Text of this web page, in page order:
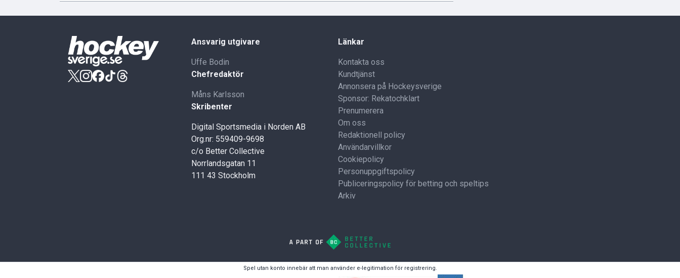
Ansvarig utgivare
Uffe Bodin
Chefredaktör
Måns Karlsson
Skribenter
Digital Sportsmedia i Norden AB
Org.nr: 559409-9698
c/o Better Collective
Norrlandsgatan 11
111 43 Stockholm
Länkar
Kontakta oss
Kundtjänst
Annonsera på Hockeysverige
Sponsor: Rekatochklart
Prenumerera
Om oss
Redaktionell policy
Användarvillkor
Cookiepolicy
Personuppgiftspolicy
Publiceringspolicy för betting och speltips
Arkiv
Spel utan konto innebär att man använder e-legitimation för registrering.